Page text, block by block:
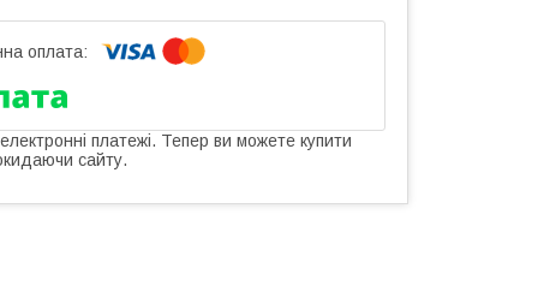
платежі. Тепер ви можете купити
сайту.